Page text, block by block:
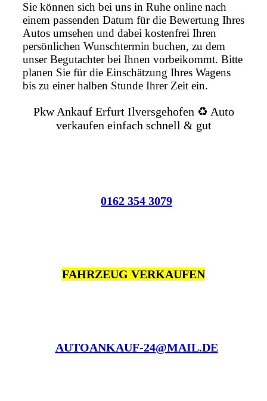
Sie können sich bei uns in Ruhe online nach
einem passenden Datum für die Bewertung Ihres
Autos umsehen und dabei kostenfrei Ihren
persönlichen Wunschtermin buchen, zu dem
unser Begutachter bei Ihnen vorbeikommt. Bitte
planen Sie für die Einschätzung Ihres Wagens
bis zu einer halben Stunde Ihrer Zeit ein.
Pkw Ankauf Erfurt Ilversgehofen ♻️ Auto
verkaufen einfach schnell & gut
0162 354 3079
FAHRZEUG VERKAUFEN
AUTOANKAUF-24@MAIL.DE